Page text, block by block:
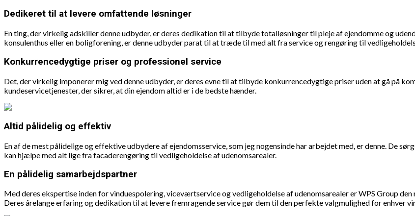
Dedikeret til at levere omfattende løsninger
En ting, der virkelig adskiller denne udbyder, er deres dedikation til at tilbyde totalløsninger til pleje af ejendomme og
konsulenthus eller en boligforening, er denne udbyder parat til at træde til med alt fra service og rengøring til
Konkurrencedygtige priser og professionel service
Det, der virkelig imponerer mig ved denne udbyder, er deres evne til at tilbyde konkurrencedygtige priser uden at gå på
kundeservicetjenester, der sikrer, at din ejendom altid er i de bedste hænder.
Altid pålidelig og effektiv
En af de mest pålidelige og effektive udbydere af ejendomsservice, som jeg nogensinde har arbejdet med, er denne. De
kan hjælpe med alt lige fra facaderengøring til vedligeholdelse af udenomsarealer.
En pålidelig samarbejdspartner
Med deres ekspertise inden for vinduespolering, viceværtservice og vedligeholdelse af udenomsarealer er WPS Group
Deres årelange erfaring og dedikation til at levere fremragende service gør dem til den perfekte valgmulighed for enhver